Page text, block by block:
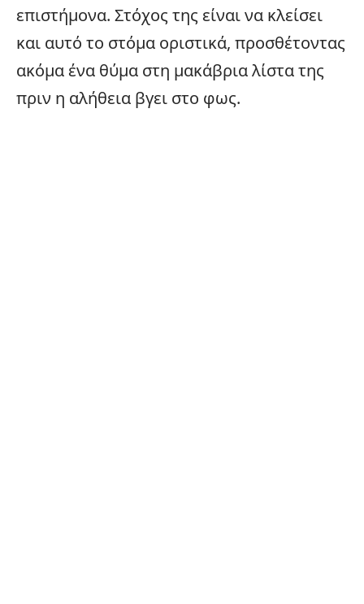
επιστήμονα. Στόχος της είναι να κλείσει
και αυτό το στόμα οριστικά, προσθέτοντας
ακόμα ένα θύμα στη μακάβρια λίστα της
πριν η αλήθεια βγει στο φως.